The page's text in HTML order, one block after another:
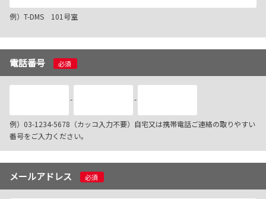
例）T-DMS 101号室
電話番号 必須
- -
例）03-1234-5678（カッコ入力不要）自宅又は携帯電話ご連絡の取りやすい
番号をご入力ください。
メールアドレス 必須